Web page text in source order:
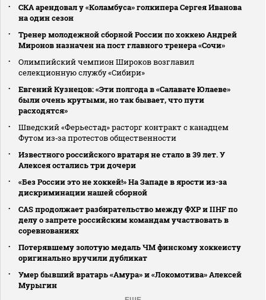
СКА арендовал у «Коламбуса» голкипера Сергея Иванова
на один сезон
Тренер молодежной сборной России по хоккею Андрей
Миронов назначен на пост главного тренера «Сочи»
Олимпийский чемпион Широков возглавил
селекционную службу «Сибири»
Евгений Кузнецов: «Эти полгода в «Салавате Юлаеве»
были очень крутыми, но так бывает, что пути
расходятся»
Шведский «Ферьестад» расторг контракт с канадцем
Футом из‑за протестов общественности
Известного российского вратаря не стало в 39 лет. У
Алексея остались три дочери
«Без России это не хоккей!» На Западе в ярости из-за
дискриминации нашей сборной
CAS продолжает разбирательство между ФХР и IIHF по
делу о запрете российским командам участвовать в
соревнованиях
Потерявшему золотую медаль ЧМ финскому хоккеисту
оригинально вручили дубликат
Умер бывший вратарь «Амура» и «Локомотива» Алексей
Мурыгин